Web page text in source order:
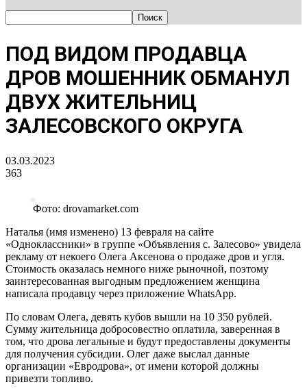
ПОД ВИДОМ ПРОДАВЦА
ДРОВ МОШЕННИК ОБМАНУЛ
ДВУХ ЖИТЕЛЬНИЦ
ЗАЛЕСОВСКОГО ОКРУГА
03.03.2023
363
Фото: drovamarket.com
Наталья (имя изменено) 13 февраля на сайте
«Одноклассники» в группе «Объявления с. Залесово» увидела
рекламу от некоего Олега Аксенова о продаже дров и угля.
Стоимость оказалась немного ниже рыночной, поэтому
заинтересованная выгодным предложением женщина
написала продавцу через приложение WhatsApp.
По словам Олега, девять кубов вышли на 10 350 рублей.
Сумму жительница добросовестно оплатила, заверенная в
том, что дрова легальные и будут предоставлены документы
для получения субсидии. Олег даже выслал данные
организации «Евродрова», от имени которой должны
привезти топливо.